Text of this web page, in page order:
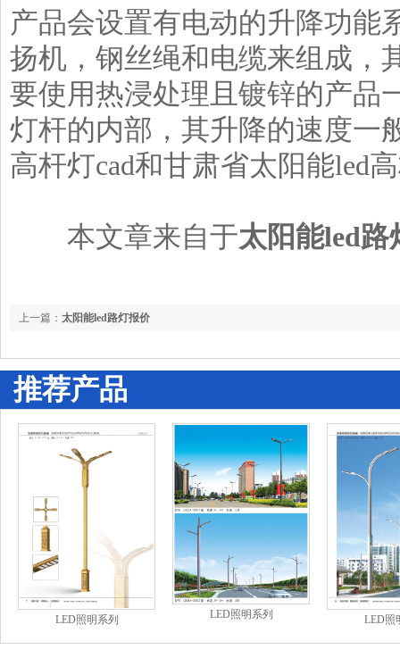
产品会设置有电动的升降功能
扬机，钢丝绳和电缆来组成，
要使用热浸处理且镀锌的产品
灯杆的内部，其升降的速度一
高杆灯cad和甘肃省太阳能led
本文章来自于太阳能led路
上一篇： 太阳能led路灯报价
推荐产品
LED照明系列 LED照明系列 LED照